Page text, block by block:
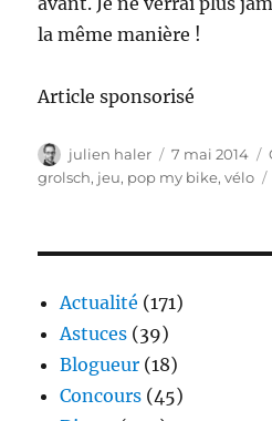
la même manière !
Article sponsorisé
Auteur
julien haler
Publié
le
7 mai 2014
grolsch, jeu, pop my bike,vélo
Actualité (171)
Astuces (39)
Blogueur (18)
Concours (45)